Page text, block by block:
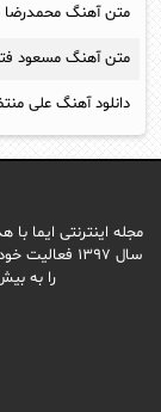
متن آهنگ محمدرضا
متن آهنگ مسعود
دانلود آهنگ علی
مجله اینترنتی ایما
سال ۱۳۹۷
را به بیش از 124 عنوان مجموعه